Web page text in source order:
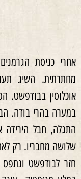
מחתרתית. השיג
אוכלוסין בבודפשט.
במערה בהרי בודה.
התגלה, חבל הירידה
שלושה מחבריו. רק
חזר לבודפשט